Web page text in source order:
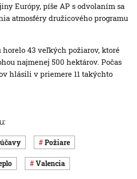
Európy, píše AP s odvolaním sa
atmosféry družicového programu
horelo 43 veľkých požiarov, ktoré
najmenej 500 hektárov. Počas
hlásili v priemere 11 takýchto
požiare
Valencia